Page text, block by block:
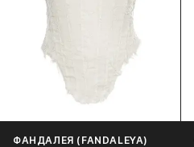
ФАНДАЛЕЯ (FANDALEYA)